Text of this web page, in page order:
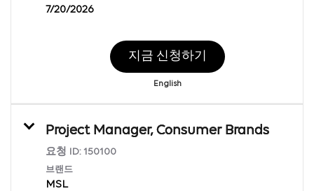
7/20/2026
지금 신청하기
English
Project Manager, Consumer Brands
요청 ID: 150100
브랜드
MSL